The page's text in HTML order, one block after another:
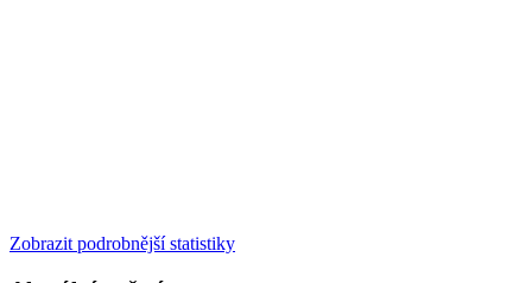
Zobrazit podrobnější statistiky